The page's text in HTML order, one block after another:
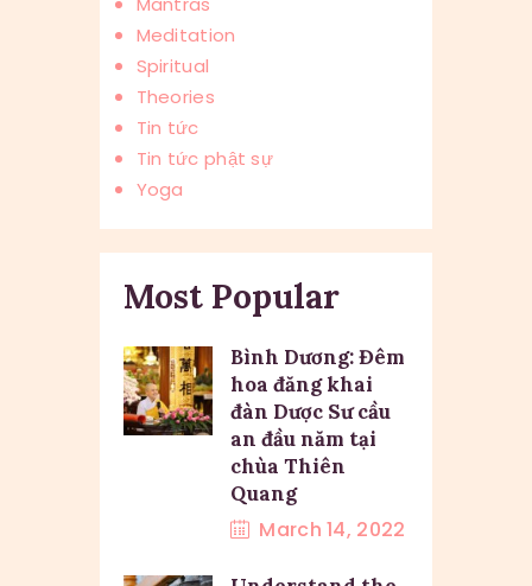
Meditation
Spiritual
Theories
Tin tức
Tin tức phật sự
Yoga
Most Popular
Bình Dương: Đêm
hoa đăng khai
đàn Dược Sư cầu
an đầu năm tại
chùa Thiên
Quang
March 14, 2022